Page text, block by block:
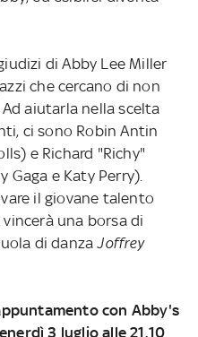
di Abby Lee Miller
che cercano di non
aiutarla nella scelta
ci sono Robin Antin
e Richard "Richy"
Gaga e Katy Perry).
il giovane talento
una borsa di
di danzaJoffrey
con Abby's
3 luglio alle 21.10